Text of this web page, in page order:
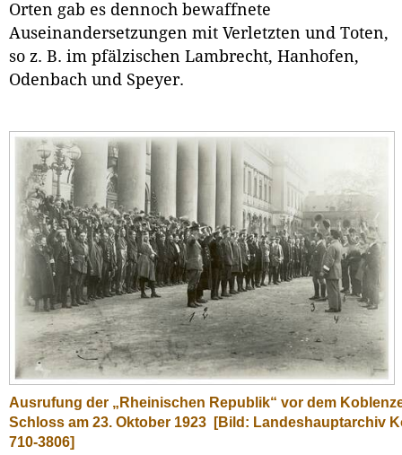
Orten gab es dennoch bewaffnete
Auseinandersetzungen mit Verletzten und Toten,
so z. B. im pfälzischen Lambrecht, Hanhofen,
Odenbach und Speyer.
Ausrufung der „Rheinischen Republik“ vor dem
Schloss am 23. Oktober 1923
[Bild: Landeshauptarchiv
710-3806]